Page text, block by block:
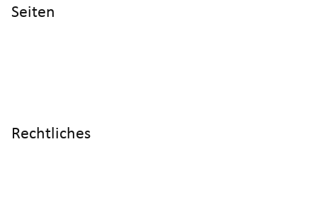
Seiten
Rechtliches